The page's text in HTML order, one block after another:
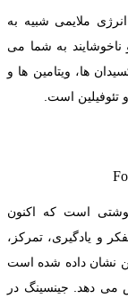
ملایمی شبیه به
به شما می
ها، ویتامین ها و
تئوفیلین است.
است که اکنون
و یادگیری، تمرکز،
نشان داده شده است
دهد. جینسینگ در